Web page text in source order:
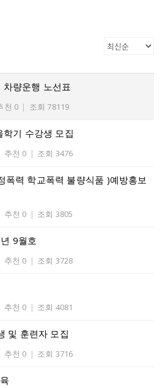
량운행 노선표
천 0 | 조회 78119
기 수강생 모집
추천 0 | 조회 3476
폭력 학교폭력 불량식품 )예방홍보
추천 0 | 조회 3805
9월호
추천 0 | 조회 3728
추천 0 | 조회 4081
및 훈련자 모집
추천 0 | 조회 3716